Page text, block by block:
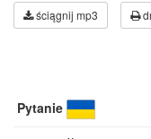
ściągnij mp3
Pytanie